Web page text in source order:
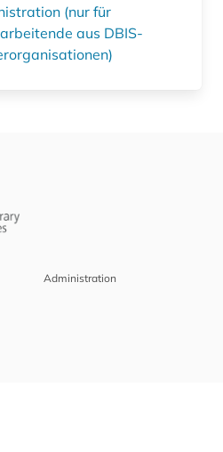
(nur für
aus DBIS-
Administration